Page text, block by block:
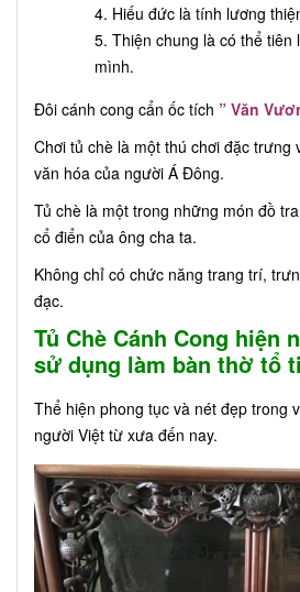
Hiếu đức là tính lương
Thiện chung là có thể tiên
mình.
Đôi cánh cong cẩn ốc tích ” Văn
Chơi tủ chè là một thú chơi đặc trưng
văn hóa của người Á Đông.
Tủ chè là một trong những món đồ
cổ điển của ông cha ta.
Không chỉ có chức năng trang trí,
đạc.
Tủ Chè Cánh Cong hiện
sử dụng làm bàn thờ tổ
Thể hiện phong tục và nét đẹp trong
người Việt từ xưa đến nay.